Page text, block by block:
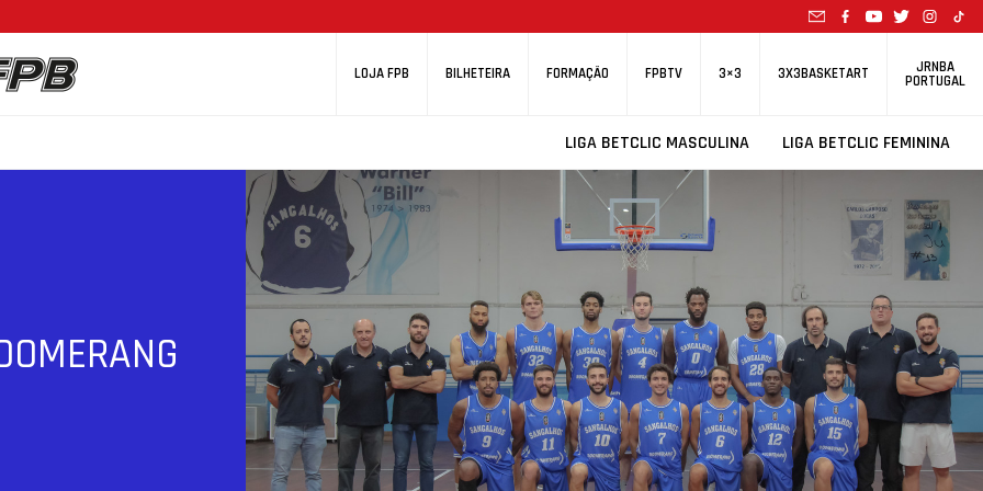
LOJA FPB BILHETEIRA FORMAÇÃO FPBTV 3×3 3X3BASKETART JRNBA
PORTUGAL
LIGA BETCLIC MASCULINA LIGA BETCLIC FEMININA